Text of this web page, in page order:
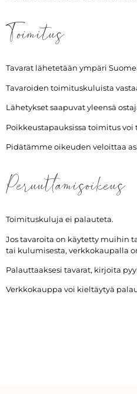
Toimitus
Tavarat lähetetään ympäri
Tavaroiden toimituskuluista
Lähetykset saapuvat yleensä
Poikkeustapauksissa toimitus
Pidätämme oikeuden veloittaa
Peruuttamisoikeus
Toimituskuluja ei palauteta.
Jos tavaroita on käytetty muihin
tai kulumisesta, verkkokaupalla
Palauttaaksesi tavarat, kirjoita
Verkkokauppa voi kieltäytyä